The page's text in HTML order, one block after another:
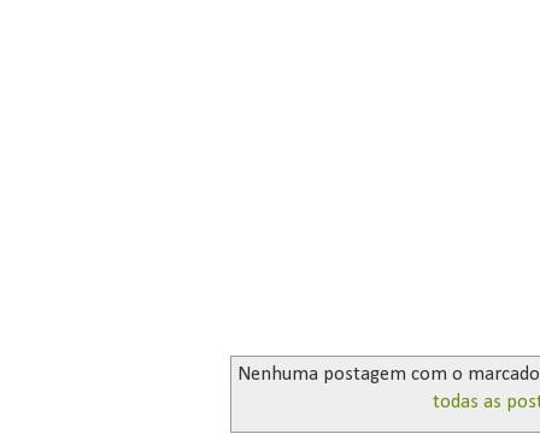
Nenhuma postagem com o
todas as